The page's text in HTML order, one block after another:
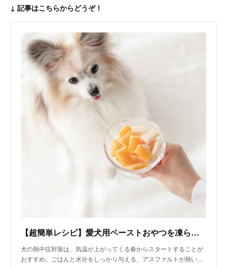
↓ 記事はこちらからどうぞ！
【超簡単レシピ】愛犬用ペーストおやつを凍らせるだけ！調理不要のキューブアイスの作り方♪｜Column / |わんクォール
犬の熱中症対策は、気温が上がってくる春からスタートすることが
おすすめ。ごはんと水分をしっかり与える、アスファルトが熱い…